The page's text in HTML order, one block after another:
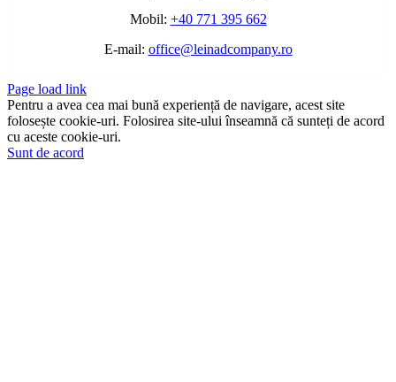
Mobil: +40 771 395 662
E-mail: office@leinadcompany.ro
Page load link
Pentru a avea cea mai bună experiență de navigare, acest site
folosește cookie-uri. Folosirea site-ului înseamnă că sunteți de acord
cu aceste cookie-uri.
Sunt de acord